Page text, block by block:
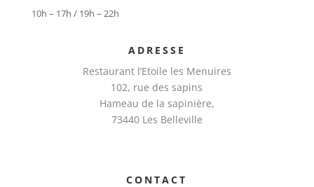
10h – 17h / 19h – 22h
ADRESSE
Restaurant l’Etoile les Menuires
102, rue des sapins
Hameau de la sapinière,
73440 Les Belleville
CONTACT